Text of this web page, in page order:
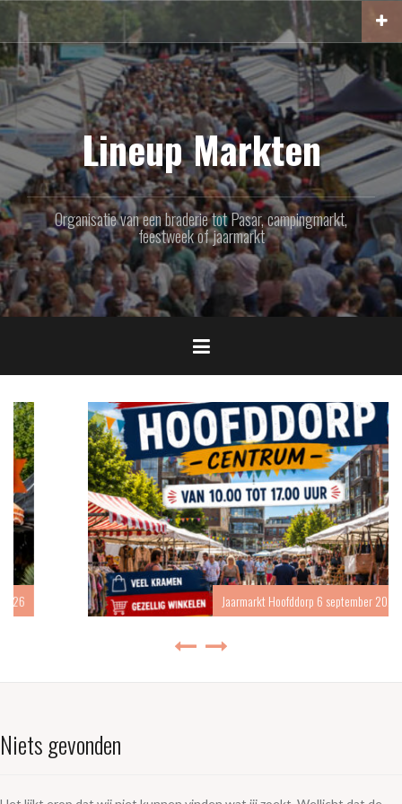
Naar
inhoud
springen
Lineup Markten
Organisatie van een braderie tot Pasar, campingmarkt,
feestweek of jaarmarkt
Jaarmarkt Hoofddorp 6 september 2026
Niets gevonden